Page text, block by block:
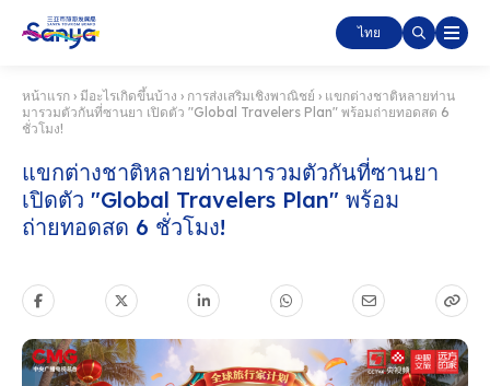
ไทย
หน้าแรก › มีอะไรเกิดขึ้นบ้าง › การส่งเสริมเชิงพาณิชย์ › แขกต่างชาติหลายท่าน
มารวมตัวกันที่ซานยา เปิดตัว "Global Travelers Plan" พร้อมถ่ายทอดสด 6
ชั่วโมง!
แขกต่างชาติหลายท่านมารวมตัวกันที่ซานยา
เปิดตัว "Global Travelers Plan" พร้อม
ถ่ายทอดสด 6 ชั่วโมง!